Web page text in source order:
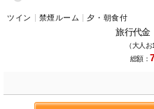
ツイン 禁煙ルーム 夕・朝食付
旅行代金
（大人
総額：